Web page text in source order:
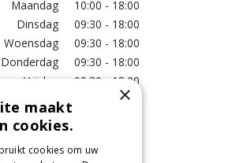
Maandag
10:00 - 18:00
Dinsdag
09:30 - 18:00
Woensdag
09:30 - 18:00
Donderdag
09:30 - 18:00
Vrijdag
09:30 - 18:00
Zaterdag
09:00 - 17:00
Zondag
extra openingstijden
×
maakt
cookies.
cookies om uw